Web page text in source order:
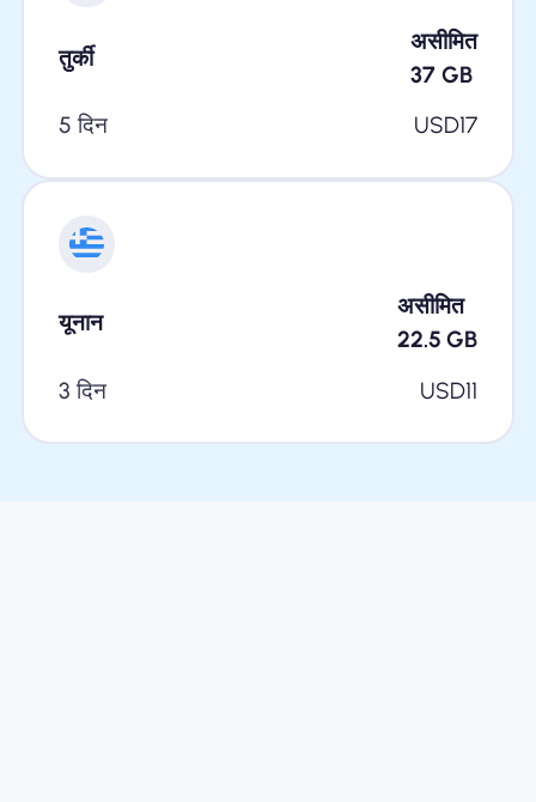
तुर्की
असीमित
37 GB
5 दिन
USD17
यूनान
असीमित
22.5 GB
3 दिन
USD11